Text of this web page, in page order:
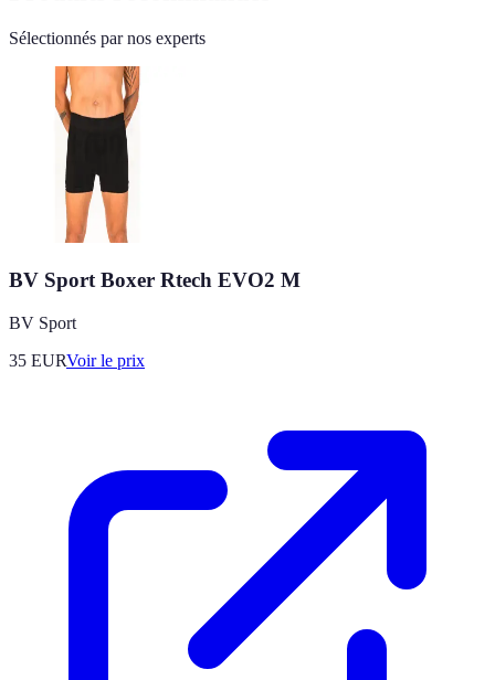
Sélectionnés par nos experts
BV Sport Boxer Rtech EVO2 M
BV Sport
35 EURVoir le prix